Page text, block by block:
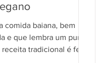
comida baiana, bem
e que lembra um purê
tradicional é feita